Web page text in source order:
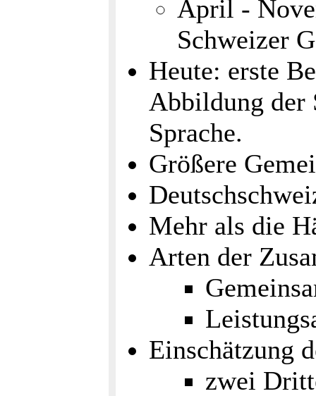
April -
Schweizer
Heute: erste
Abbildung der
Sprache.
Größere
Mehr als die
Arten der
Einschätzung
zwei